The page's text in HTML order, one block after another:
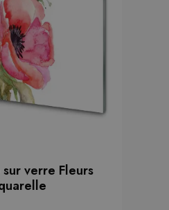
verre Fleurs